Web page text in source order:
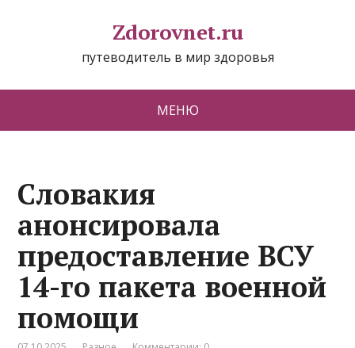
Zdorovnet.ru
путеводитель в мир здоровья
МЕНЮ
Словакия
анонсировала
предоставление ВСУ
14-го пакета военной
помощи